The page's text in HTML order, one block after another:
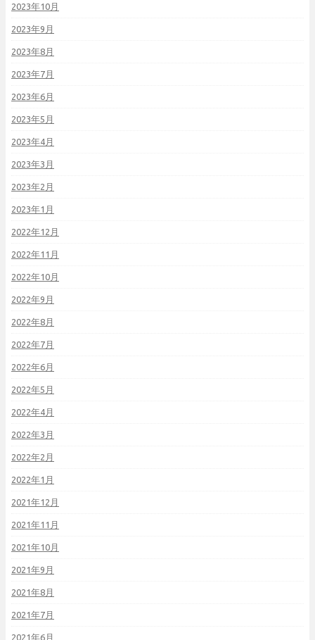
2023年10月
2023年9月
2023年8月
2023年7月
2023年6月
2023年5月
2023年4月
2023年3月
2023年2月
2023年1月
2022年12月
2022年11月
2022年10月
2022年9月
2022年8月
2022年7月
2022年6月
2022年5月
2022年4月
2022年3月
2022年2月
2022年1月
2021年12月
2021年11月
2021年10月
2021年9月
2021年8月
2021年7月
2021年6月